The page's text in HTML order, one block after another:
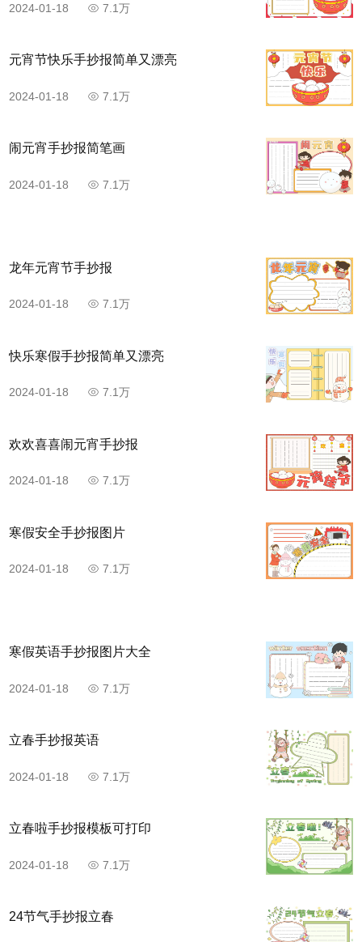
2024-01-18 7.1万
元宵节快乐手抄报简单又漂亮
2024-01-18 7.1万
闹元宵手抄报简笔画
2024-01-18 7.1万
龙年元宵节手抄报
2024-01-18 7.1万
快乐寒假手抄报简单又漂亮
2024-01-18 7.1万
欢欢喜喜闹元宵手抄报
2024-01-18 7.1万
寒假安全手抄报图片
2024-01-18 7.1万
寒假英语手抄报图片大全
2024-01-18 7.1万
立春手抄报英语
2024-01-18 7.1万
立春啦手抄报模板可打印
2024-01-18 7.1万
24节气手抄报立春